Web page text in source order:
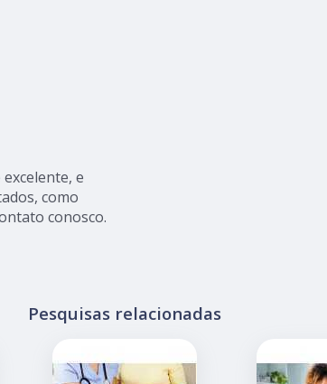
e
como
conosco.
Pesquisas relacionadas